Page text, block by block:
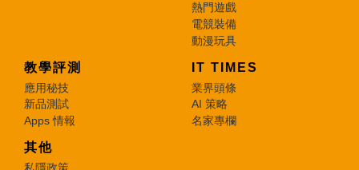
熱門遊戲
電競裝備
動漫玩具
教學評測
應用秘技
新品測試
Apps 情報
IT TIMES
業界頭條
AI 策略
名家專欄
其他